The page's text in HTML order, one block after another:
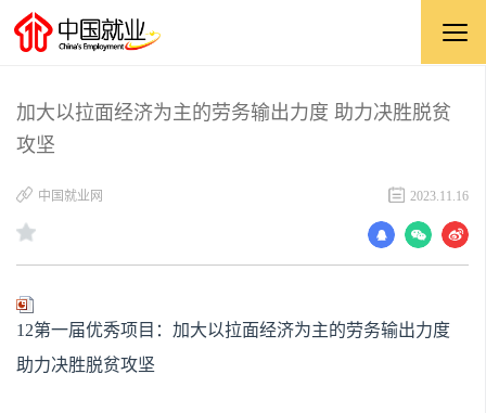
加大以拉面经济为主的劳务输出力度 助力决胜脱贫
攻坚
中国就业网 2023.11.16
12第一届优秀项目：加大以拉面经济为主的劳务输出力度
助力决胜脱贫攻坚